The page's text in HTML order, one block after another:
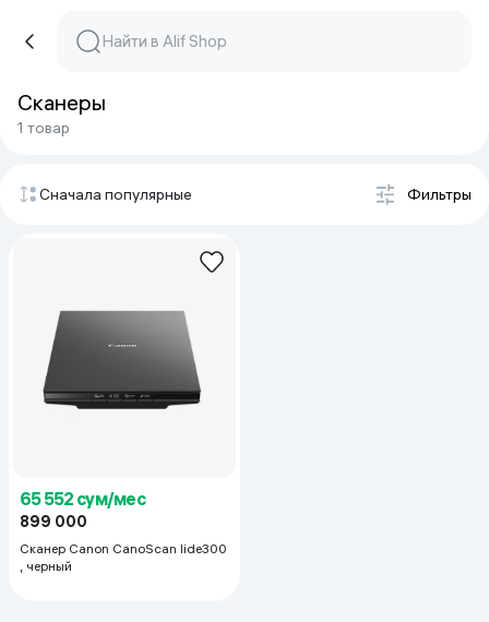
Сканеры
1 товар
Сначала популярные Фильтры
65 552 сум/мес
899 000
Сканер Canon CanoScan lide300
, черный